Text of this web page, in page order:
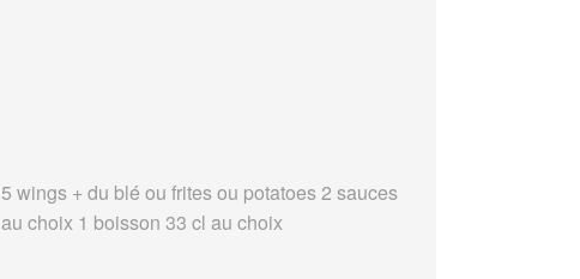
5 wings + du blé ou frites ou potatoes 2 sauces
au choix 1 boisson 33 cl au choix